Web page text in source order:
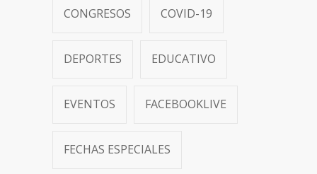
CONGRESOS COVID-19
DEPORTES EDUCATIVO
EVENTOS FACEBOOKLIVE
FECHAS ESPECIALES